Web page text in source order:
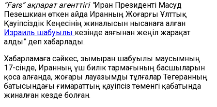
“Fars” ақпарат агенттігі “Иран Президенті Масуд
Пезешкиан өткен айда Иранның Жоғарғы Ұлттық
Қауіпсіздік Кеңесінің жиналысын нысанаға алған
Израиль шабуылы кезінде аяғынан жеңіл жарақат
алды” деп хабарлады.
Хабарламаға сәйкес, зымыран шабуылы маусымның
17-сінде, Иранның үш билік тармағының басшыларын
қоса алғанда, жоғары лауазымды тұлғалар Тегеранның
батысындағы ғимараттың қауіпсіз төменгі қабатында
жиналған кезде болған.